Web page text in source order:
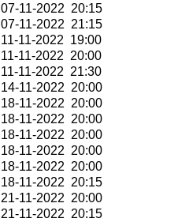
07-11-2022 20:15
07-11-2022 21:15
11-11-2022 19:00
11-11-2022 20:00
11-11-2022 21:30
14-11-2022 20:00
18-11-2022 20:00
18-11-2022 20:00
18-11-2022 20:00
18-11-2022 20:00
18-11-2022 20:00
18-11-2022 20:15
21-11-2022 20:00
21-11-2022 20:15